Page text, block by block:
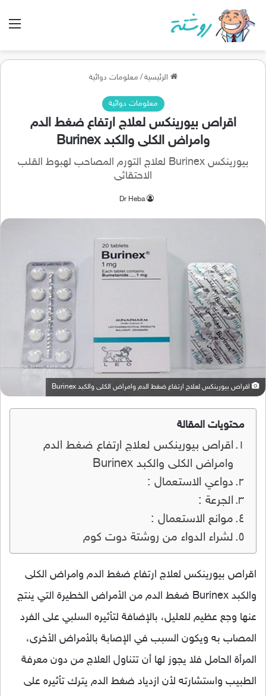
الرئيسية / معلومات دوائية
معلومات دوائية
اقراص بيورينكس لعلاج ارتفاع ضغط الدم
وامراض الكلى والكبد Burinex
بيورينكس Burinex لعلاج التورم المصاحب لهبوط القلب
الاحتقائى
Dr Heba
اقراص بيورينكس لعلاج ارتفاع ضغط الدم وامراض الكلى والكبد Burinex
محتويات المقالة
اقراص بيورينكس لعلاج ارتفاع ضغط الدم
وامراض الكلى والكبد Burinex
دواعي الاستعمال :
الجرعة :
موانع الاستعمال :
لشراء الدواء من روشتة دوت كوم
اقراص بيورينكس لعلاج ارتفاع ضغط الدم وامراض الكلى
والكبد Burinex ضغط الدم من الأمراض الخطيرة التي ينتج
عنها وجع عظيم للعليل، بالإضافة لتأثيره السلبي على الفرد
المصاب به ويكون السبب في الإصابة بالأمراض الأخرى،
المرأة الحامل فلا يجوز لها أن تتناول العلاج من دون معرفة
الطبيب واستشارته لأن ازدياد ضغط الدم يترك تأثيره على